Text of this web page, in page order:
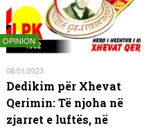
OPINION
08/01/2023
Dedikim për Xhevat
Qerimin: Të njoha në
zjarret e luftës, në